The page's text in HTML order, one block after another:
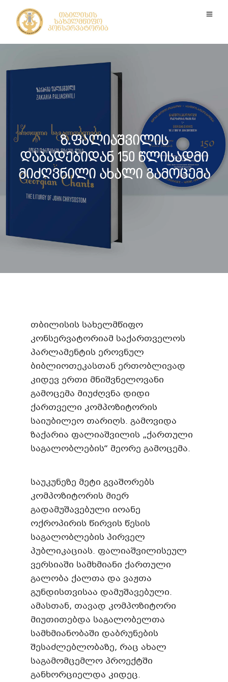
ზ.ფალიაშვილის
დაბადებიდან 150 წლისადმი
მიძღვნილი ახალი გამოცემა
თბილისის სახელმწიფო
კონსერვატორიამ საქართველოს
პარლამენტის ეროვნულ
ბიბლიოთეკასთან ერთობლივად
კიდევ ერთი მნიშვნელოვანი
გამოცემა მიუძღვნა დიდი
ქართველი კომპოზიტორის
საიუბილეო თარიღს. გამოვიდა
ზაქარია ფალიაშვილის „ქართული
საგალობლების“ მეორე გამოცემა.
საუკუნეზე მეტი გვაშორებს
კომპოზიტორის მიერ
გადამუშავებული იოანე
ოქროპირის წირვის წესის
საგალობლების პირველ
პუბლიკაციას. ფალიაშვილისეულ
ვერსიაში სამხმიანი ქართული
გალობა ქალთა და ვაჟთა
გუნდისთვისაა დამუშავებული.
ამასთან, თავად კომპოზიტორი
მიუთითებდა საგალობელთა
სამხმიანობაში დაბრუნების
შესაძლებლობაზე, რაც ახალ
საგამომცემლო პროექტში
განხორციელდა კიდეც.